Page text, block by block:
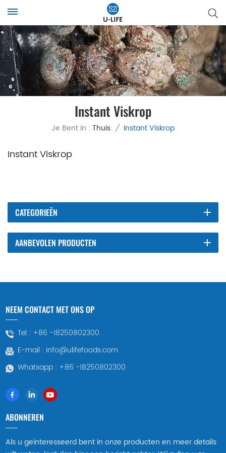
Instant Viskrop
Je Bent In : Thuis / Instant Viskrop
Instant Viskrop
CATEGORIEËN
AANBEVOLEN PRODUCTEN
NEEM CONTACT MET ONS OP
Tel : +86 -18250802300
E-mail : info@ulifefoods.com
Whatsapp : +86 -18250802300
ABONNEREN
Als u geïnteresseerd bent in onze producten en meer details